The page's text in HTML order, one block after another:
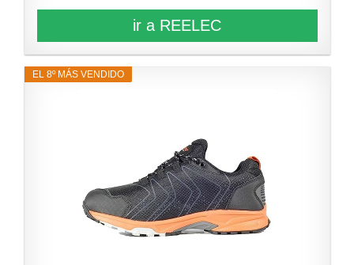
ir a REELEC
EL 8º MÁS VENDIDO